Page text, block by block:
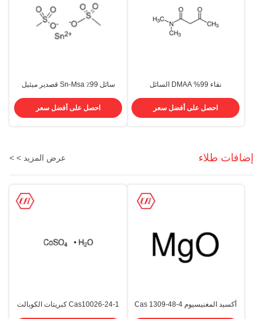
نقاء 99% DMAA السائل
2044-64-6 N،N-
احصل على أفضل سعر
سائل 99٪ Sn-Msa قصدير ميثيل
ستانوس ميتانوسولفونات
احصل على أفضل سعر
إضافات طلاء عرض المزيد > >
أكسيد المغنيسيوم Cas 1309-48-4
Cas10026-24-1 كبريتات الكوبالت